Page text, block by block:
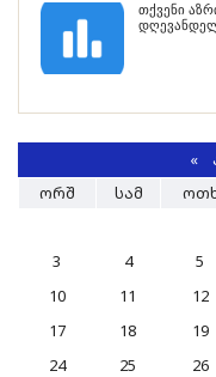
თქვენი
«
ᲝᲠᲨ
ᲡᲐᲛ
3
4 5
10
11 12
17
18 19
24
25 26